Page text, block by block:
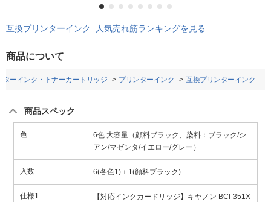
互換プリンターインク 人気売れ筋ランキングを見る
商品について
ターインク・トナーカートリッジ プリンターインク 互換プリンターインク
商品スペック
色
6色 大容量（顔料ブラック、染料：ブラック/シ
アン/マゼンタ/イエロー/グレー）
入数 6(各色1)＋1(顔料ブラック)
仕様1
【対応インクカードリッジ】キヤノン BCI-351X